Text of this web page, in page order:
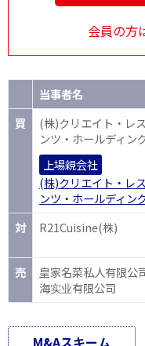
会員の方
当事者名
買
(株)クリエイト・レ
ンツ・ホールディン
上場親会社
(株)クリエイト・レ
ンツ・ホールディン
対 R21Cuisine(株)
売
皇家名菜私人有限公
海实业有限公司
M&Aスキーム